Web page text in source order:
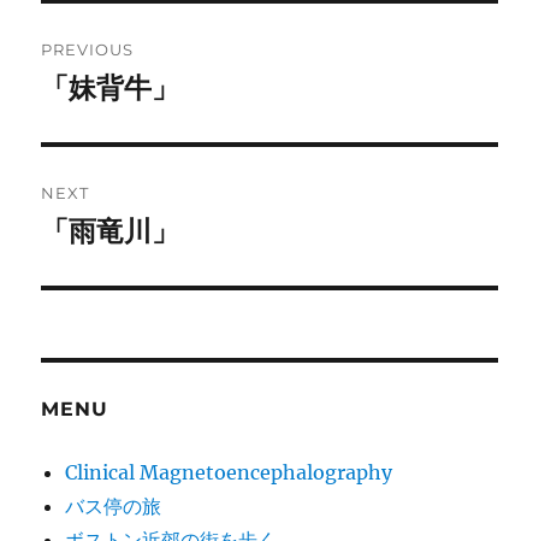
navigation
PREVIOUS
Previous
「妹背牛」
NEXT
Next
「雨竜川」
MENU
Clinical Magnetoencephalography
バス停の旅